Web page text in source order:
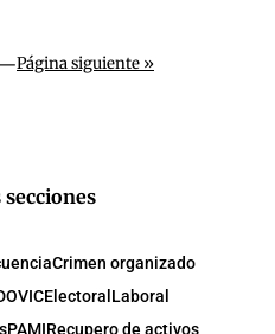
Página siguiente »
secciones
Crimen organizado
Electoral Laboral
PAMIRecupero de activos